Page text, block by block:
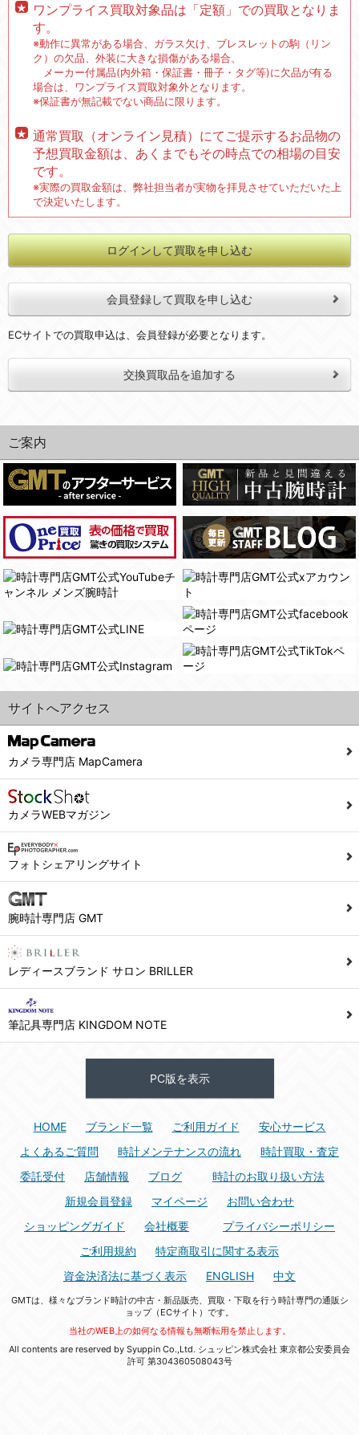
ワンプライス買取対象品は「定額」での買取となりま
す。
※動作に異常がある場合、ガラス欠け、ブレスレットの駒（リン
ク）の欠品、外装に大きな損傷がある場合、
メーカー付属品(内外箱・保証書・冊子・タグ等)に欠品が有る
場合は、ワンプライス買取対象外となります。
※保証書が無記載でない商品に限ります。
通常買取（オンライン見積）にてご提示するお品物の
予想買取金額は、あくまでもその時点での相場の目安
です。
※実際の買取金額は、弊社担当者が実物を拝見させていただいた上
で決定いたします。
ログインして買取を申し込む
会員登録して買取を申し込む
ECサイトでの買取申込は、会員登録が必要となります。
交換買取品を追加する
ご案内
サイトへアクセス
カメラ専門店 MapCamera
カメラWEBマガジン
フォトシェアリングサイト
腕時計専門店 GMT
レディースブランド サロン BRILLER
筆記具専門店 KINGDOM NOTE
PC版を表示
HOME ブランド一覧 ご利用ガイド
安心サービス
よくあるご質問
時計メンテナンスの流れ
時計買取・査定
委託受付
店舗情報 ブログ
時計のお取り扱い方法
新規会員登録
マイページ
お問い合わせ
ショッピングガイド
会社概要
プライバシーポリシー
ご利用規約
特定商取引に関する表示
資金決済法に基づく表示
ENGLISH 中文
GMTは、様々なブランド時計の中古・新品販売、買取・下取を行う時計専門の通販シ
ョップ（ECサイト）です。
当社のWEB上の如何なる情報も無断転用を禁止します。
All contents are reserved by Syuppin Co.,Ltd. シュッピン株式会社 東京都公安委員会
許可 第304360508043号